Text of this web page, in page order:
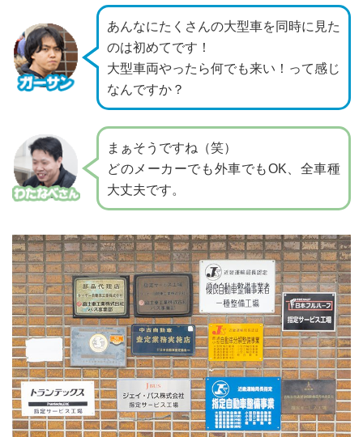
あんなにたくさんの大型車を同時に見た
のは初めてです！
大型車両やったら何でも来い！って感じ
なんですか？
まぁそうですね（笑）
どのメーカーでも外車でもOK、全車種
大丈夫です。